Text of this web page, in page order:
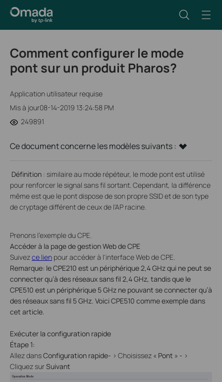
Comment configurer le mode
pont sur un produit Pharos?
Application utilisateur requise
Mis à jour08-14-2019 13:24:58 PM
249891
Ce document concerne les modèles suivants :
Définition : similaire au mode répéteur, le mode pont est utilisé
pour renforcer le signal sans fil sortant. Cependant, la différence
même est que le pont dispose de son propre SSID et de son type
de cryptage différent de ceux de l'AP racine.
Prenons l'exemple du CPE.
Accéder à la page de gestion Web de CPE
Suivezce lien pour accéder à l'interface Web de CPE.
Remarque: le CPE210 est un périphérique 2,4 GHz qui ne peut se
connecter qu’à des réseaux sans fil 2,4 GHz, tandis que le
CPE510 est un périphérique 5 GHz ne pouvant se connecter qu’à
des réseaux sans fil 5 GHz. Voici CPE510 comme exemple dans
cet article.
Exécuter la configuration rapide
Étape 1:
Allez dansConfiguration rapide- > Choisissez « Pont » - >
Cliquez surSuivant